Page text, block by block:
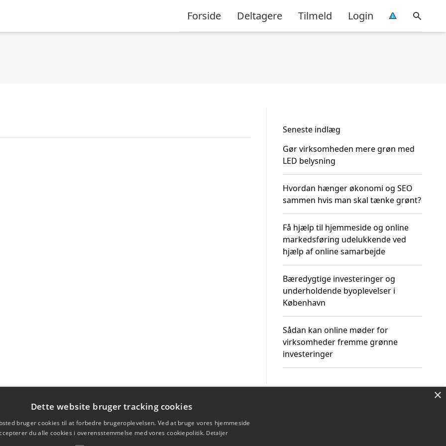
Forside Deltagere Tilmeld Login
Seneste indlæg
Gør virksomheden mere grøn med
LED belysning
Hvordan hænger økonomi og SEO
sammen hvis man skal tænke grønt?
Få hjælp til hjemmeside og online
markedsføring udelukkende ved
hjælp af online samarbejde
Bæredygtige investeringer og
underholdende byoplevelser i
København
Sådan kan online møder for
virksomheder fremme grønne
investeringer
×
Dette website bruger tracking cookies
bruger cookies til at forbedre brugeroplevelsen. Ved at bruge vores hjemmeside
du alle cookies i overensstemmelse med vores cookiepolitik. Detaljer